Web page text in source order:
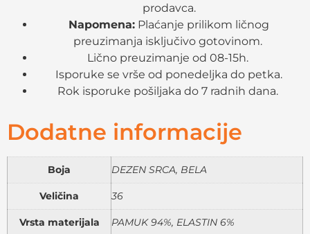
prodavca.
Napomena: Plaćanje prilikom ličnog
preuzimanja isključivo gotovinom.
Lično preuzimanje od 08-15h.
Isporuke se vrše od ponedeljka do petka.
Rok isporuke pošiljaka do 7 radnih dana.
Dodatne informacije
Boja DEZEN SRCA, BELA
Veličina 36
Vrsta materijala PAMUK 94%, ELASTIN 6%